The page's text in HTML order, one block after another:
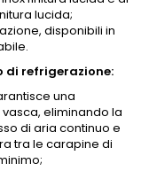
lucida;
disponibili in
di refrigerazione:
una
eliminando la
di aria continuo e
tra le carapine di